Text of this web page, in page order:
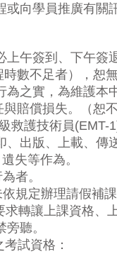
向學員推廣有關
午簽到、下午
數不足者），恕
之實，為維護
賠償損失。（恕
救護技術員(EMT-
出版、上載、傳
失等作為。
者。
規定辦理請假補課
轉讓上課資格、
聽。
試資格：